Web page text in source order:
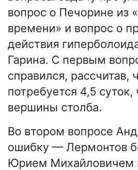
вопрос о Печорине из
времени» и вопрос о
действия
Гарина. С первым
справился, рассчитав,
потребуется 4,5
вершины столба.
Во втором вопросе
ошибку — Лермонтов
Юрием Михайловичем